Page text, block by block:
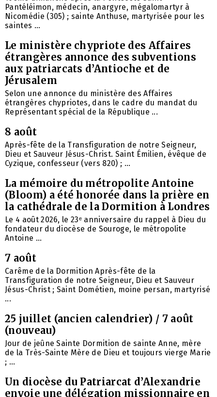
Pantéléimon, médecin, anargyre, mégalomartyr à
Nicomédie (305) ; sainte Anthuse, martyrisée pour les
saintes ...
Le ministère chypriote des Affaires
étrangères annonce des subventions
aux patriarcats d’Antioche et de
Jérusalem
Selon une annonce du ministère des Affaires
étrangères chypriotes, dans le cadre du mandat du
Représentant spécial de la République ...
8 août
Après-fête de la Transfiguration de notre Seigneur,
Dieu et Sauveur Jésus-Christ. Saint Émilien, évêque de
Cyzique, confesseur (vers 820) ; ...
La mémoire du métropolite Antoine
(Bloom) a été honorée dans la prière en
la cathédrale de la Dormition à Londres
Le 4 août 2026, le 23ᵉ anniversaire du rappel à Dieu du
fondateur du diocèse de Souroge, le métropolite
Antoine ...
7 août
Carême de la Dormition Après-fête de la
Transfiguration de notre Seigneur, Dieu et Sauveur
Jésus-Christ ; Saint Dométien, moine persan, martyrisé
...
25 juillet (ancien calendrier) / 7 août
(nouveau)
Jour de jeûne Sainte Dormition de sainte Anne, mère
de la Très-Sainte Mère de Dieu et toujours vierge Marie
; ...
Un diocèse du Patriarcat d’Alexandrie
envoie une délégation missionnaire en